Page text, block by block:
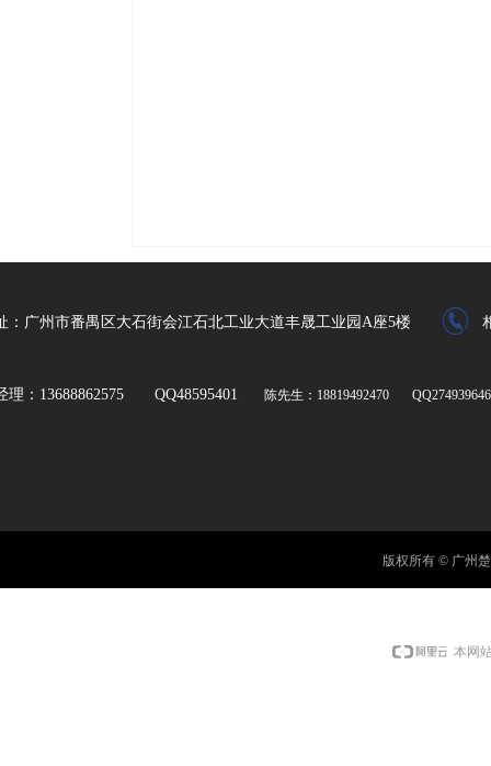
：广州市番禺区大石街会江石北工业大道丰晟工业园A座5楼
理：13688862575 QQ48595401 陈先生：18819492470
版权所有 © 广州
本网